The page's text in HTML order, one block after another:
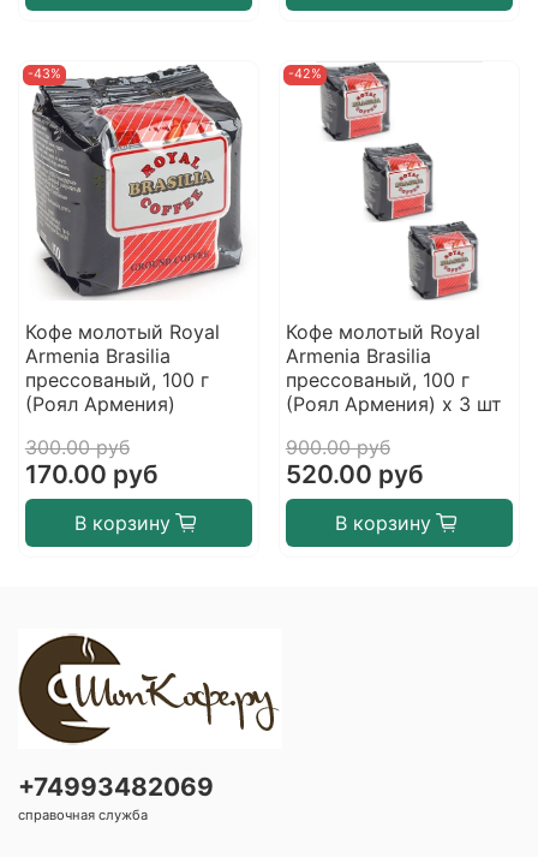
-43%
Кофе молотый Royal
Armenia Brasilia
прессованый, 100 г
(Роял Армения)
300.00 руб
170.00 руб
В корзину
-42%
Кофе молотый Royal
Armenia Brasilia
прессованый, 100 г
(Роял Армения) х 3 шт
900.00 руб
520.00 руб
В корзину
+74993482069
справочная служба